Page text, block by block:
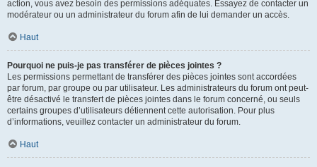
action, vous avez besoin des permissions adéquates. Essayez de contacter un
modérateur ou un administrateur du forum afin de lui demander un accès.
Haut
Pourquoi ne puis-je pas transférer de pièces jointes ?
Les permissions permettant de transférer des pièces jointes sont accordées
par forum, par groupe ou par utilisateur. Les administrateurs du forum ont peut-
être désactivé le transfert de pièces jointes dans le forum concerné, ou seuls
certains groupes d’utilisateurs détiennent cette autorisation. Pour plus
d’informations, veuillez contacter un administrateur du forum.
Haut